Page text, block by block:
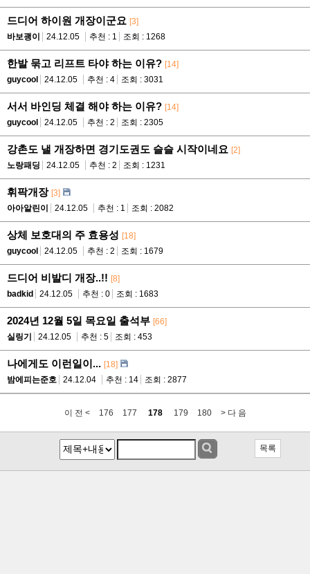
드디어 하이원 개장이군요 [3]
바보괭이
24.12.05 추천 : 1 조회 : 1268
한발 묶고 리프트 타야 하는 이유? [14]
guycool
24.12.05 추천 : 4 조회 : 3031
서서 바인딩 체결 해야 하는 이유? [14]
guycool
24.12.05 추천 : 2 조회 : 2305
강촌도 낼 개장하면 경기도권도 슬슬 시작이네요 [2]
노랑패딩
24.12.05 추천 : 2 조회 : 1231
휘팍개장 [3]
아아알린이
24.12.05 추천 : 1 조회 : 2082
상체 보호대의 주 효용성 [18]
guycool
24.12.05 추천 : 2 조회 : 1679
드디어 비발디 개장..!! [8]
badkid
24.12.05 추천 : 0 조회 : 1683
2024년 12월 5일 목요일 출석부 [66]
실링기
24.12.05 추천 : 5 조회 : 453
나에게도 이런일이... [18]
밤에피는준호
24.12.04 추천 : 14 조회 : 2877
이 전 < 176 177 178 179 180 > 다 음
목록